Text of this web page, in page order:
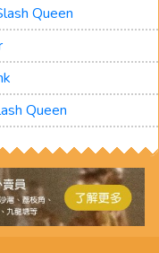
Queen
Queen